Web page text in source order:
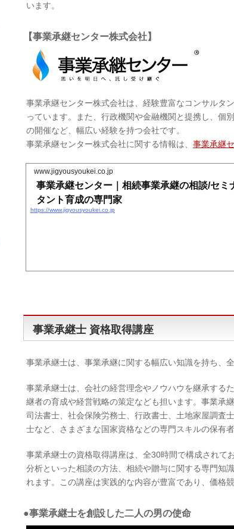
います。
【事業承継センター株式会社】
事業承継センター株式会社は、経験豊富なコンサルタ
っています。また、行政機関や金融機関と提携し、個
の開催など、幅広い経験を持つ会社です。
事業承継センター株式会社に関する情報は、 事業承継
www.jigyousyoukei.co.jp
事業承継センター｜相続事業承継の相談/セミ
タント育成の専門家
https://www.jigyousyoukei.co.jp
事業承継士 資格取得講座
事業承継士は、事業承継に関する幅広い知識を持ち、
事業承継士は、会社の経営理念やノウハウを継承する
継者の育成や経営戦略の策定なども担います。事業承
司法書士、社会保険労務士、行政書士、土地家屋調査
士など、さまざまな国家資格などの専門スキルの保有
事業承継士の資格取得講座は、全30時間で構成されて
分析といった相談の方法、相続や贈与に関する専門知
れます。この講座は実践的な内容が豊富であり、価格
●事業承継士を創設した二人の男の使命